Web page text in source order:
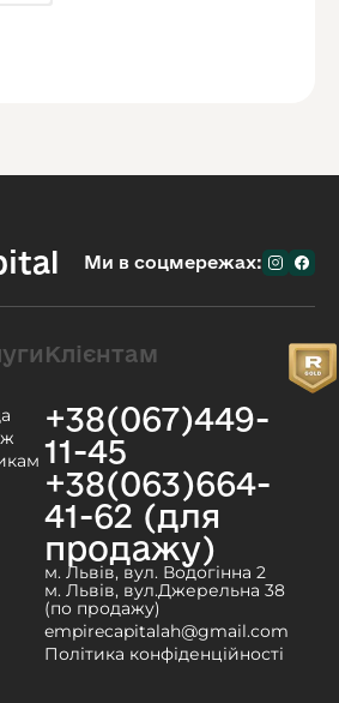
Ми в соцмережах:
Клієнтам
+38(067)449-
11-45
+38(063)664-
41-62 (для
продажу)
м. Львів, вул. Водогінна 2
м. Львів, вул.Джерельна 38
(по продажу)
empirecapitalah@gmail.com
Політика конфіденційності